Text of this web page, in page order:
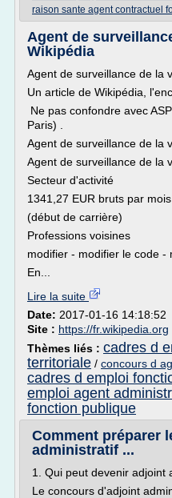
raison sante agent contractuel
Agent de
Wikipédia
Agent de surveillance de la
Un article de Wikipédia,
Ne pas confondre avec
Paris) .
Agent de surveillance de la
Agent de surveillance de la
Secteur d'activité
1341,27 EUR bruts par mois
(début de carrière)
Professions voisines
modifier - modifier le code -
En...
Lire la suite
Date: 2017-01-16 14:18:52
Site : https://fr.wikipedia.org
Thèmes liés : cadres d
territoriale / concours d
cadres d emploi
emploi agent
fonction publique
Comment préparer
administratif ...
1. Qui peut devenir adjoint
Le concours d'adjoint